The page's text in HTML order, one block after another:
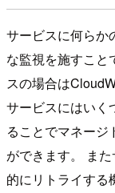
サービスに何らか
な監視を施すこと
スの場合は
サービスにはいく
ることでマネージ
ができます。 ま
的にリトライする